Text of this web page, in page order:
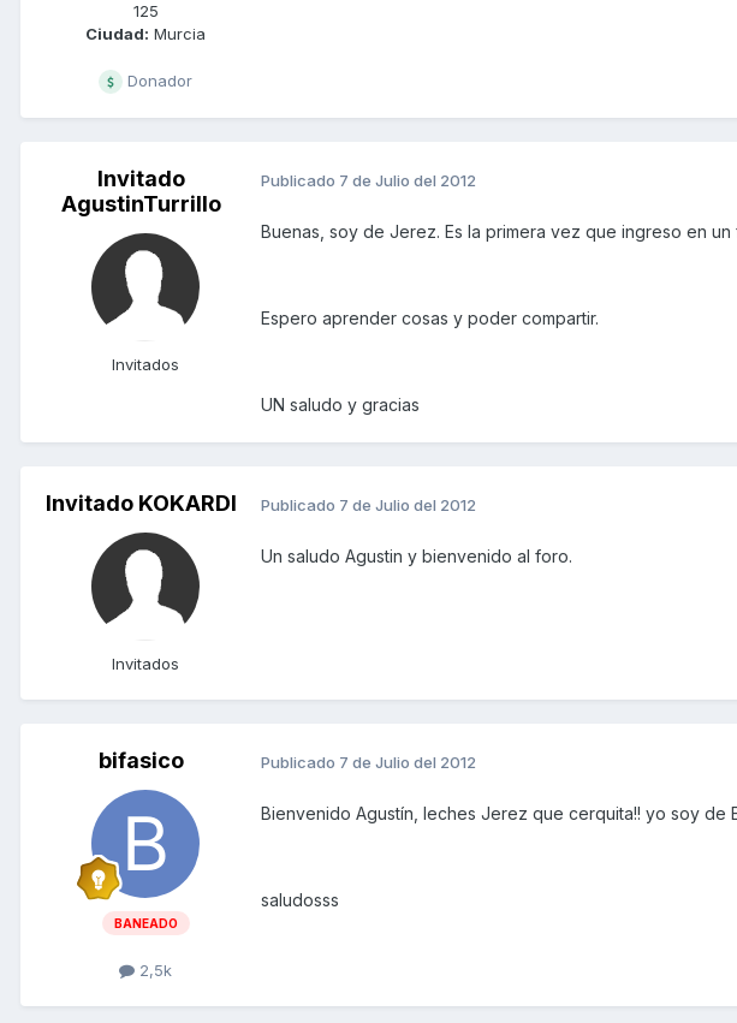
125
Ciudad: Murcia
Donador
Invitado
AgustinTurrillo
Invitados
Publicado 7 de Julio del 2012
Buenas, soy de Jerez. Es la primera vez que ingreso en
Espero aprender cosas y poder compartir.
UN saludo y gracias
Invitado KOKARDI
Invitados
Publicado 7 de Julio del 2012
Un saludo Agustin y bienvenido al foro.
bifasico
BANEADO
2,5k
Publicado 7 de Julio del 2012
Bienvenido Agustín, leches Jerez que cerquita!! yo soy de
saludosss